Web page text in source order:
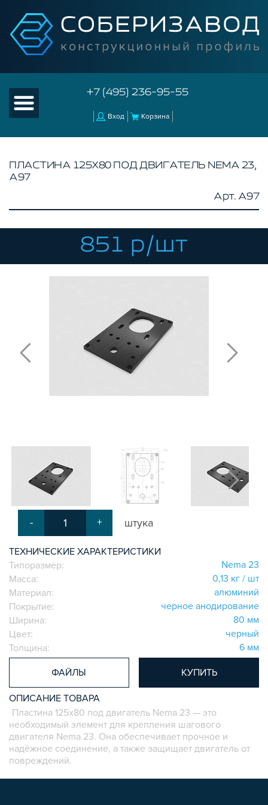
+7 (495) 236-95-55
Вход Корзина
КОНСТРУКЦИОННЫЙ ПРОФИЛЬ
КОМПЛЕКТУЮЩИЕ К ЧПУ
АКСЕССУАРЫ ДЛЯ V-ПАЗА
КРОНШТЕЙНЫ ДЛЯ РЕМЕННОЙ
КРОНШТЕЙНЫ ДЛЯ ВИНТОВОЙ
КРОНШТЕЙНЫ ДЛЯ ДВИГАТЕЛЕЙ
КРОНШТЕЙНЫ ДЛЯ ШПИНДЕЛЕЙ
ПРИЖИМЫ
СОЕДИНИТЕЛЬНЫЕ ПЛАСТИНЫ
Т-БОЛТЫ И Т-ГАЙКИ
СУХАРИ ПАЗОВЫЕ
УГЛОВЫЕ СОЕДИНИТЕЛИ
СИСТЕМА ТРУБНАЯ МОДУЛЬНАЯ
СИСТЕМА ТРУБНАЯ КОНСТРУКЦИОННАЯ
ВНУТРЕННИЕ УГЛОВЫЕ СОЕДИНИТЕЛИ
2-Х И 3-Х СТОРОННИЕ СОЕДИНИТЕЛИ
АДДИТИВНЫЕ ТОВАРЫ
АЛЮМИНИЕВЫЕ СИСТЕМЫ ОГРАЖДЕНИЙ
ГОТОВЫЕ РЕШЕНИЯ
ОБЩЕСТРОИТЕЛЬНЫЙ ПРОФИЛЬ
ДОПОЛНИТЕЛЬНАЯ ОБРАБОТКА
ПАРАЛЛЕЛЬНЫЕ СОЕДИНИТЕЛИ
ПРОМЫШЛЕННАЯ МЕБЕЛЬ
СИСТЕМА ЛЕСТНИЦ И ПЛАТФОРМ
БЫСТРЫЕ СОЕДИНИТЕЛИ
ВИНТОВЫЕ СОЕДИНИТЕЛИ И ВТУЛКИ
ПЛАСТИНА 125X80 ПОД ДВИГАТЕЛЬ NEMA 23,
A97
Арт. A97
851 р/шт
- + штука
ТЕХНИЧЕСКИЕ ХАРАКТЕРИСТИКИ
Типоразмер:
Nema 23
Масса:
0,13 кг / шт
Материал:
алюминий
Покрытие:
черное анодирование
Ширина:
80 мм
Цвет:
черный
Толщина:
6 мм
ФАЙЛЫ КУПИТЬ
ОПИСАНИЕ ТОВАРА
Пластина 125x80 под двигатель Nema 23 — это
необходимый элемент для крепления шагового
двигателя Nema 23. Она обеспечивает прочное и
надёжное соединение, а также защищает двигатель от
повреждений.